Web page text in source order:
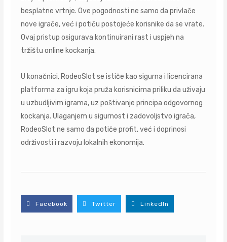
besplatne vrtnje. Ove pogodnosti ne samo da privlače
nove igrače, već i potiču postojeće korisnike da se vrate.
Ovaj pristup osigurava kontinuirani rast i uspjeh na
tržištu online kockanja.
U konačnici, RodeoSlot se ističe kao sigurna i licencirana
platforma za igru koja pruža korisnicima priliku da uživaju
u uzbudljivim igrama, uz poštivanje principa odgovornog
kockanja. Ulaganjem u sigurnost i zadovoljstvo igrača,
RodeoSlot ne samo da potiče profit, već i doprinosi
održivosti i razvoju lokalnih ekonomija.
Facebook Twitter LinkedIn